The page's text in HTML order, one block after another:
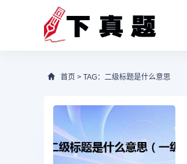
首页 > TAG：二级标题是什么意思